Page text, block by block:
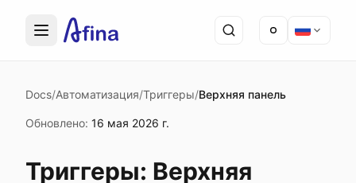
Docs/Автоматизация/Триггеры/Верхняя панель
Обновлено: 16 мая 2026 г.
Триггеры: Верхняя